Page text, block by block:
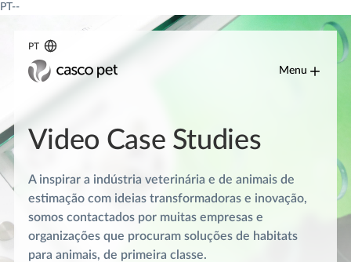
PT--
PT
Menu
Video Case Studies
A inspirar a indústria veterinária e de animais de
estimação com ideias transformadoras e inovação,
somos contactados por muitas empresas e
organizações que procuram soluções de habitats
para animais, de primeira classe.